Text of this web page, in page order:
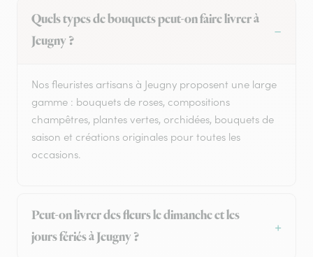
Quels types de bouquets peut-on faire livrer à
Jeugny ?
Nos fleuristes artisans à Jeugny proposent une large
gamme : bouquets de roses, compositions
champêtres, plantes vertes, orchidées, bouquets de
saison et créations originales pour toutes les
occasions.
Peut-on livrer des fleurs le dimanche et les
jours fériés à Jeugny ?